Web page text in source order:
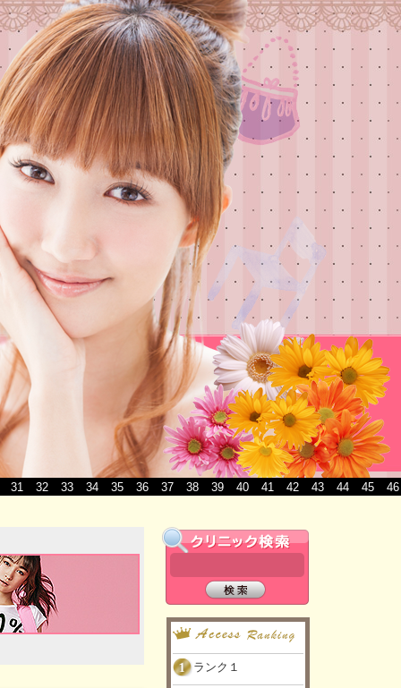
31 32 33 34 35 36 37 38 39 40 41 42 43 44 45 46
ランク１